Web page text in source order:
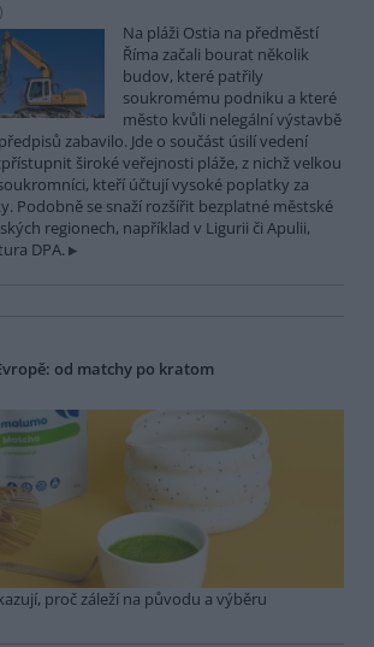
)
Na pláži Ostia na předměstí
Říma začali bourat několik
budov, které patřily
soukromému podniku a které
město kvůli nelegální výstavbě
zabavilo. Jde o součást úsilí vedení
široké veřejnosti pláže, z nichž velkou
kteří účtují vysoké poplatky za
Podobně se snaží rozšířit bezplatné městské
regionech, například v Ligurii či Apulii,
DPA.
od matchy po kratom
proč záleží na původu a výběru